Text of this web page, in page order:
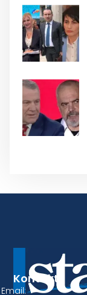
Kontakt
Email: